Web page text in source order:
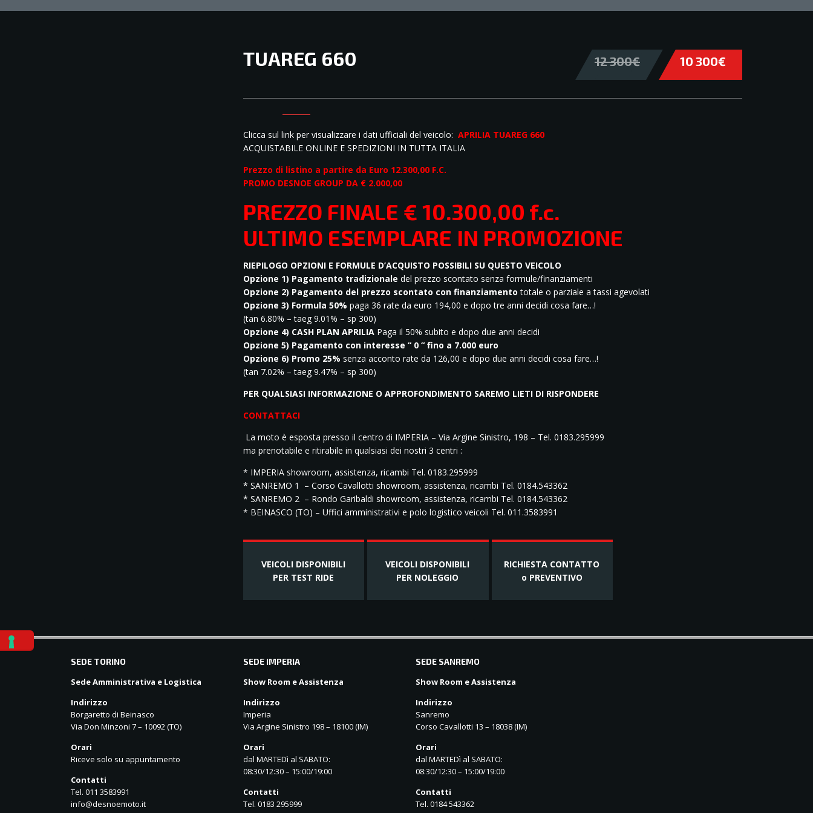
12 300€ 10 300€
TUAREG 660
1
Clicca sul link per visualizzare i dati ufficiali del veicolo: APRILIA TUAREG 660
ACQUISTABILE ONLINE E SPEDIZIONI IN TUTTA ITALIA
Prezzo di listino a partire da Euro 12.300,00 F.C.
PROMO DESNOE GROUP DA € 2.000,00
PREZZO FINALE € 10.300,00 f.c.
ULTIMO ESEMPLARE IN PROMOZIONE
RIEPILOGO OPZIONI E FORMULE D’ACQUISTO POSSIBILI SU QUESTO VEICOLO
Opzione 1) Pagamento tradizionale del prezzo scontato senza formule/finanziamenti
Opzione 2) Pagamento del prezzo scontato con finanziamento totale o parziale a tassi agevolati
Opzione 3) Formula 50% paga 36 rate da euro 194,00 e dopo tre anni decidi cosa fare…!
(tan 6.80% – taeg 9.01% – sp 300)
Opzione 4) CASH PLAN APRILIA Paga il 50% subito e dopo due anni decidi
Opzione 5) Pagamento con interesse “ 0 “ fino a 7.000 euro
Opzione 6) Promo 25% senza acconto rate da 126,00 e dopo due anni decidi cosa fare…!
(tan 7.02% – taeg 9.47% – sp 300)
PER QUALSIASI INFORMAZIONE O APPROFONDIMENTO SAREMO LIETI DI RISPONDERE
CONTATTACI
La moto è esposta presso il centro di IMPERIA – Via Argine Sinistro, 198 – Tel. 0183.295999
ma prenotabile e ritirabile in qualsiasi dei nostri 3 centri :
* IMPERIA showroom, assistenza, ricambi Tel. 0183.295999
* SANREMO 1 – Corso Cavallotti showroom, assistenza, ricambi Tel. 0184.543362
* SANREMO 2 – Rondo Garibaldi showroom, assistenza, ricambi Tel. 0184.543362
* BEINASCO (TO) – Uffici amministrativi e polo logistico veicoli Tel. 011.3583991
VEICOLI DISPONIBILI
PER TEST RIDE
VEICOLI DISPONIBILI
PER NOLEGGIO
RICHIESTA CONTATTO
o PREVENTIVO
balkanpharmacy
SEDE TORINO
Sede Amministrativa e Logistica
Indirizzo
Borgaretto di Beinasco
Via Don Minzoni 7 – 10092 (TO)
Orari
Riceve solo su appuntamento
Contatti
Tel. 011 3583991
info@desnoemoto.it
SEDE IMPERIA
Show Room e Assistenza
Indirizzo
Imperia
Via Argine Sinistro 198 – 18100 (IM)
Orari
dal MARTEDì al SABATO:
08:30/12:30 – 15:00/19:00
Contatti
Tel. 0183 295999
SEDE SANREMO
Show Room e Assistenza
Indirizzo
Sanremo
Corso Cavallotti 13 – 18038 (IM)
Orari
dal MARTEDì al SABATO:
08:30/12:30 – 15:00/19:00
Contatti
Tel. 0184 543362